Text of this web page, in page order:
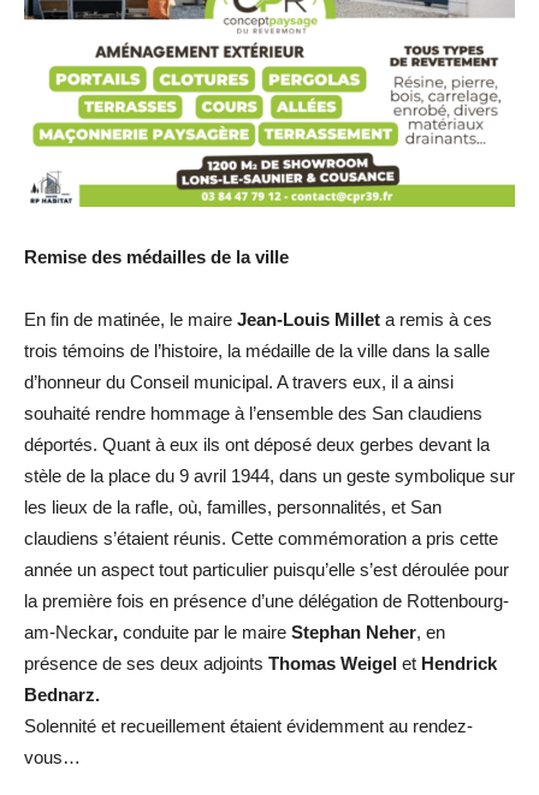
Remise des médailles de la ville
En fin de matinée, le maire Jean-Louis Millet a remis à ces
trois témoins de l’histoire, la médaille de la ville dans la salle
d’honneur du Conseil municipal. A travers eux, il a ainsi
souhaité rendre hommage à l’ensemble des San claudiens
déportés. Quant à eux ils ont déposé deux gerbes devant la
stèle de la place du 9 avril 1944, dans un geste symbolique sur
les lieux de la rafle, où, familles, personnalités, et San
claudiens s’étaient réunis. Cette commémoration a pris cette
année un aspect tout particulier puisqu’elle s’est déroulée pour
la première fois en présence d’une délégation de Rottenbourg-
am-Neckar, conduite par le maire Stephan Neher, en
présence de ses deux adjoints Thomas Weigel et Hendrick
Bednarz.
Solennité et recueillement étaient évidemment au rendez-
vous…